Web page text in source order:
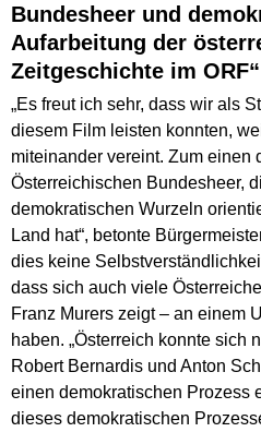
Bundesheer und
Aufarbeitung der
Zeitgeschichte im ORF“
„Es freut ich sehr, dass wir als
diesem Film leisten konnten,
miteinander vereint. Zum einen
Österreichischen Bundesheer,
demokratischen Wurzeln
Land hat“, betonte
dies keine
dass sich auch viele
Franz Murers zeigt – an einem
haben. „Österreich konnte sich
Robert Bernardis und Anton
einen demokratischen Prozess
dieses demokratischen